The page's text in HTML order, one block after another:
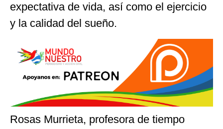
expectativa de vida, así como el ejercicio
y la calidad del sueño.
Rosas Murrieta, profesora de tiempo